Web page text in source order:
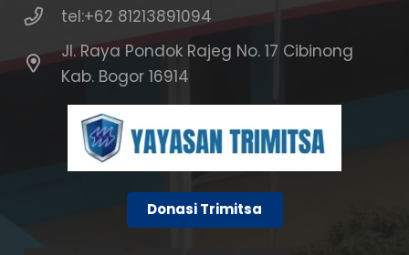
tel:+62 81213891094
Jl. Raya Pondok Rajeg No. 17 Cibinong
Kab. Bogor 16914
Donasi Trimitsa